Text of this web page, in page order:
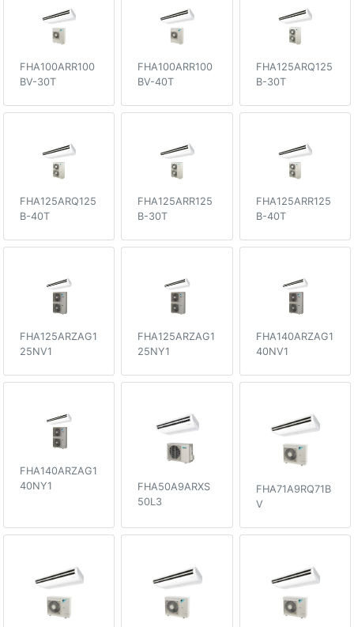
FHA100ARR100
BV-30T
FHA100ARR100
BV-40T
FHA125ARQ125
B-30T
FHA125ARQ125
B-40T
FHA125ARR125
B-30T
FHA125ARR125
B-40T
FHA125ARZAG1
25NV1
FHA125ARZAG1
25NY1
FHA140ARZAG1
40NV1
FHA140ARZAG1
40NY1
FHA50A9ARXS
50L3
FHA71A9RQ71B
V